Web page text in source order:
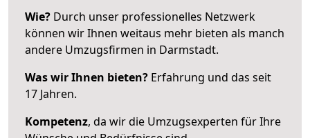
Wie? Durch unser professionelles Netzwerk
können wir Ihnen weitaus mehr bieten als manch
andere Umzugsfirmen in Darmstadt.
Was wir Ihnen bieten? Erfahrung und das seit
17 Jahren.
Kompetenz, da wir die Umzugsexperten für Ihre